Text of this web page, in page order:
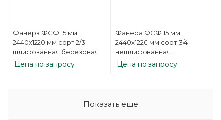
Фанера ФСФ 15 мм
2440х1220 мм сорт 2/3
шлифованная березовая
Цена по запросу
Фанера ФСФ 15 мм
2440х1220 мм сорт 3/4
нешлифованная
березовая
Цена по запросу
Показать еще